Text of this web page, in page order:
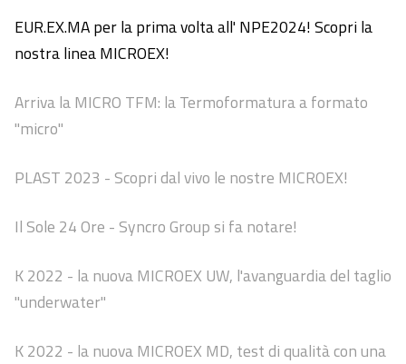
EUR.EX.MA per la prima volta all' NPE2024! Scopri la
nostra linea MICROEX!
Arriva la MICRO TFM: la Termoformatura a formato
"micro"
PLAST 2023 - Scopri dal vivo le nostre MICROEX!
Il Sole 24 Ore - Syncro Group si fa notare!
K 2022 - la nuova MICROEX UW, l'avanguardia del taglio
"underwater"
K 2022 - la nuova MICROEX MD, test di qualità con una